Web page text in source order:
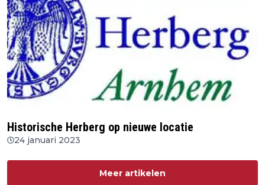
Historische Herberg op nieuwe locatie
24 januari 2023
Meer artikelen